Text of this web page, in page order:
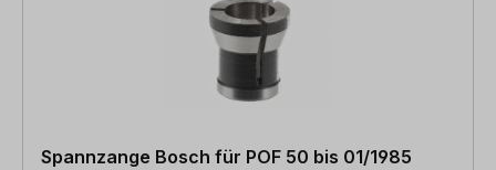
Spannzange Bosch für POF 50 bis 01/1985